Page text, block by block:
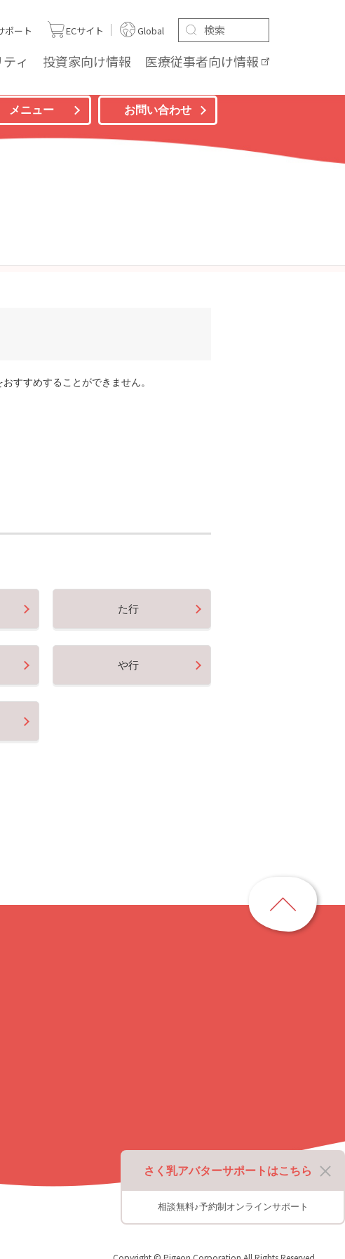
ィ 投資家向け情報 医療従事者向け情報
ポート ECサイト Global
メニュー お問い合わせ
すすめすることができません。
た行
や行
ジ
さく乳アバターサポートはこちら
相談無料♪予約制オンラインサポート